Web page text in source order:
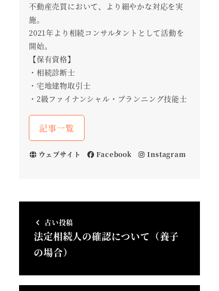
不動産売買において、より細やかな対応を実
施。
2021年より相続コンサルタントとして活動を
開始。
【保有資格】
・相続診断士
・宅地建物取引士
・2級ファイナンシャル・プランニング技能士
記事一覧
ウェブサイト Facebook Instagram
古い投稿
法定相続人の確認について（養子
の場合）